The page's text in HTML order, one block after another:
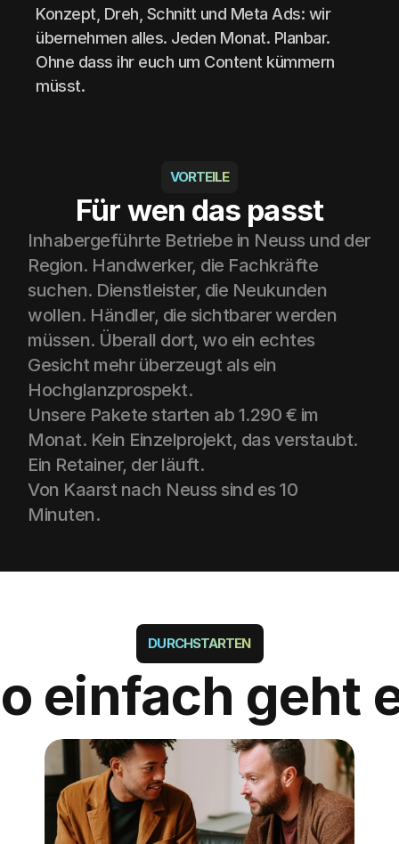
Konzept, Dreh, Schnitt und Meta Ads: wir
übernehmen alles. Jeden Monat. Planbar.
Ohne dass ihr euch um Content kümmern
müsst.
VORTEILE
Für wen das passt
Inhabergeführte Betriebe in Neuss und der
Region. Handwerker, die Fachkräfte
suchen. Dienstleister, die Neukunden
wollen. Händler, die sichtbarer werden
müssen. Überall dort, wo ein echtes
Gesicht mehr überzeugt als ein
Hochglanzprospekt.
Unsere Pakete starten ab 1.290 € im
Monat. Kein Einzelprojekt, das verstaubt.
Ein Retainer, der läuft.
Von Kaarst nach Neuss sind es 10
Minuten.
DURCHSTARTEN
einfach geht